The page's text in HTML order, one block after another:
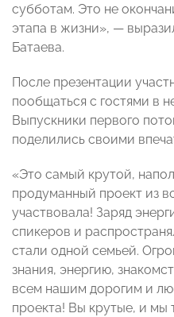
субботам. Это не
этапа в жизни», —
Батаева.
После презентации
пообщаться с гостями в
Выпускники первого
поделились своими
«Это самый крутой,
продуманный проект из
участвовала! Заряд
спикеров и
стали одной семьей.
знания, энергию,
всем нашим дорогим и
проекта! Вы крутые, и мы